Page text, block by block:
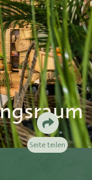
Seite teilen